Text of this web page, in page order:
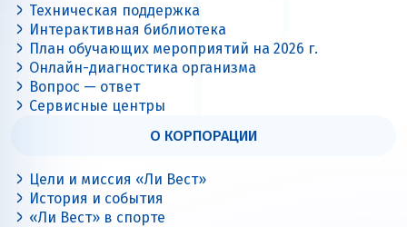
Техническая поддержка
Интерактивная библиотека
План обучающих мероприятий на 2026 г.
Онлайн-диагностика организма
Вопрос — ответ
Сервисные центры
О КОРПОРАЦИИ
Цели и миссия «Ли Вест»
История и события
«Ли Вест» в спорте